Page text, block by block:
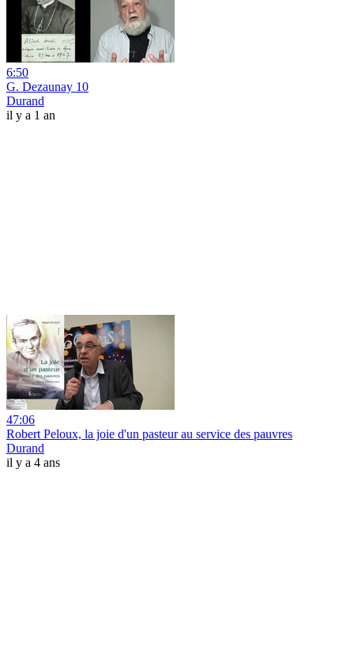
6:50
G. Dezaunay 10
Durand
il y a 1 an
47:06
Robert Peloux, la joie d'un pasteur au service des pauvres
Durand
il y a 4 ans